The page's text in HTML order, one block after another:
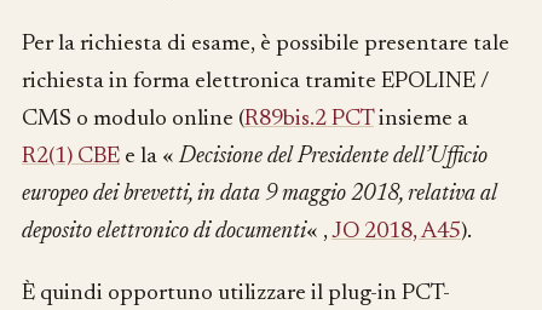
Per la richiesta di esame, è possibile presentare tale
richiesta in forma elettronica tramite EPOLINE /
CMS o modulo online (R89bis.2 PCTinsieme a
R2(1) CBE e la «Decisione del Presidente dell’Ufficio
europeo dei brevetti, in data 9 maggio 2018, relativa al
deposito elettronico di documenti« ,JO 2018, A45).
È quindi opportuno utilizzare il plug-in PCT-